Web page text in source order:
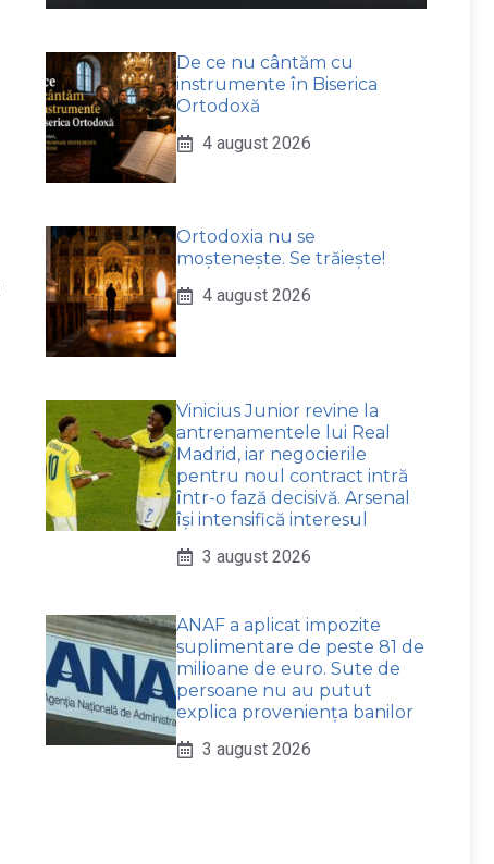
De ce nu cântăm cu
instrumente în Biserica
Ortodoxă
4 august 2026
Ortodoxia nu se
moștenește. Se trăiește!
4 august 2026
Vinicius Junior revine la
antrenamentele lui Real
Madrid, iar negocierile
pentru noul contract intră
într-o fază decisivă. Arsenal
își intensifică interesul
3 august 2026
ANAF a aplicat impozite
suplimentare de peste 81 de
milioane de euro. Sute de
persoane nu au putut
explica proveniența banilor
3 august 2026